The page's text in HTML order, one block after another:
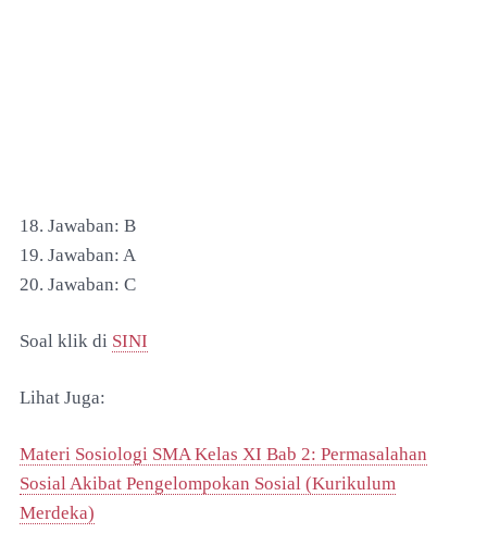
18. Jawaban: B
19. Jawaban: A
20. Jawaban: C
Soal klik di SINI
Lihat Juga:
Materi Sosiologi SMA Kelas XI Bab 2: Permasalahan
Sosial Akibat Pengelompokan Sosial (Kurikulum
Merdeka)